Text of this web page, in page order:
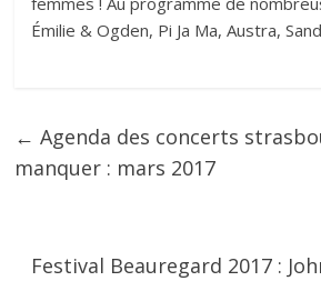
Émilie & Ogden, Pi Ja Ma, Austra,
← Agenda des concerts
manquer : mars 2017
Festival Beauregard 2017 :